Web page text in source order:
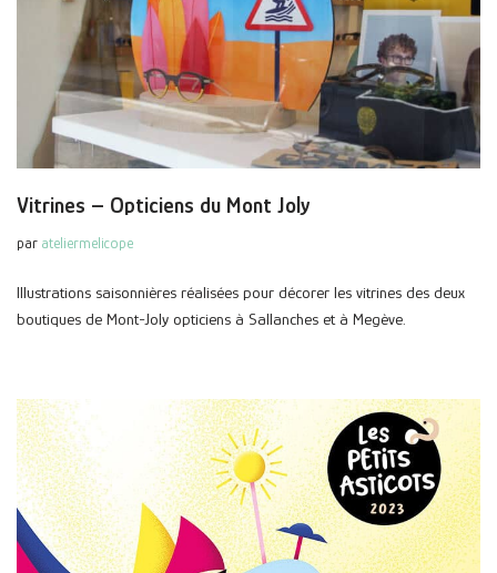
Vitrines – Opticiens du Mont Joly
par ateliermelicope
Illustrations saisonnières réalisées pour décorer les vitrines des deux
boutiques de Mont-Joly opticiens à Sallanches et à Megève.